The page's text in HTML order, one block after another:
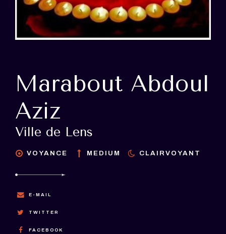
Marabout Abdoul
Aziz
Ville de Lens
VOYANCE MEDIUM CLAIRVOYANT
E-MAIL
TWITTER
FACEBOOK